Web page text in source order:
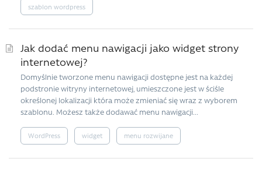
szablon wordpress
Jak dodać menu nawigacji jako widget strony
internetowej?
Domyślnie tworzone menu nawigacji dostępne jest na każdej
podstronie witryny internetowej, umieszczone jest w ściśle
określonej lokalizacji która może zmieniać się wraz z wyborem
szablonu. Możesz także dodawać menu nawigacji...
WordPress widget menu rozwijane